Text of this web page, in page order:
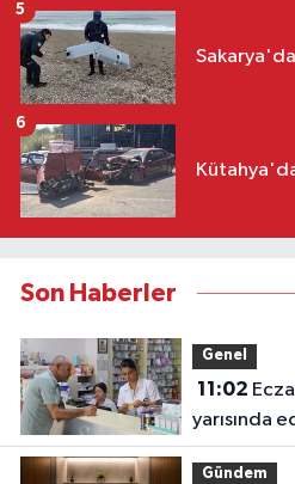
5
6
Son Haberler
Genel
11:02
yarısında
çiftçi
Gündem